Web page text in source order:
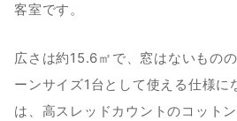
客室です。
広さは約15.6㎡で、窓はないもの
ーンサイズ1台として使える仕様に
は、高スレッドカウントのコット